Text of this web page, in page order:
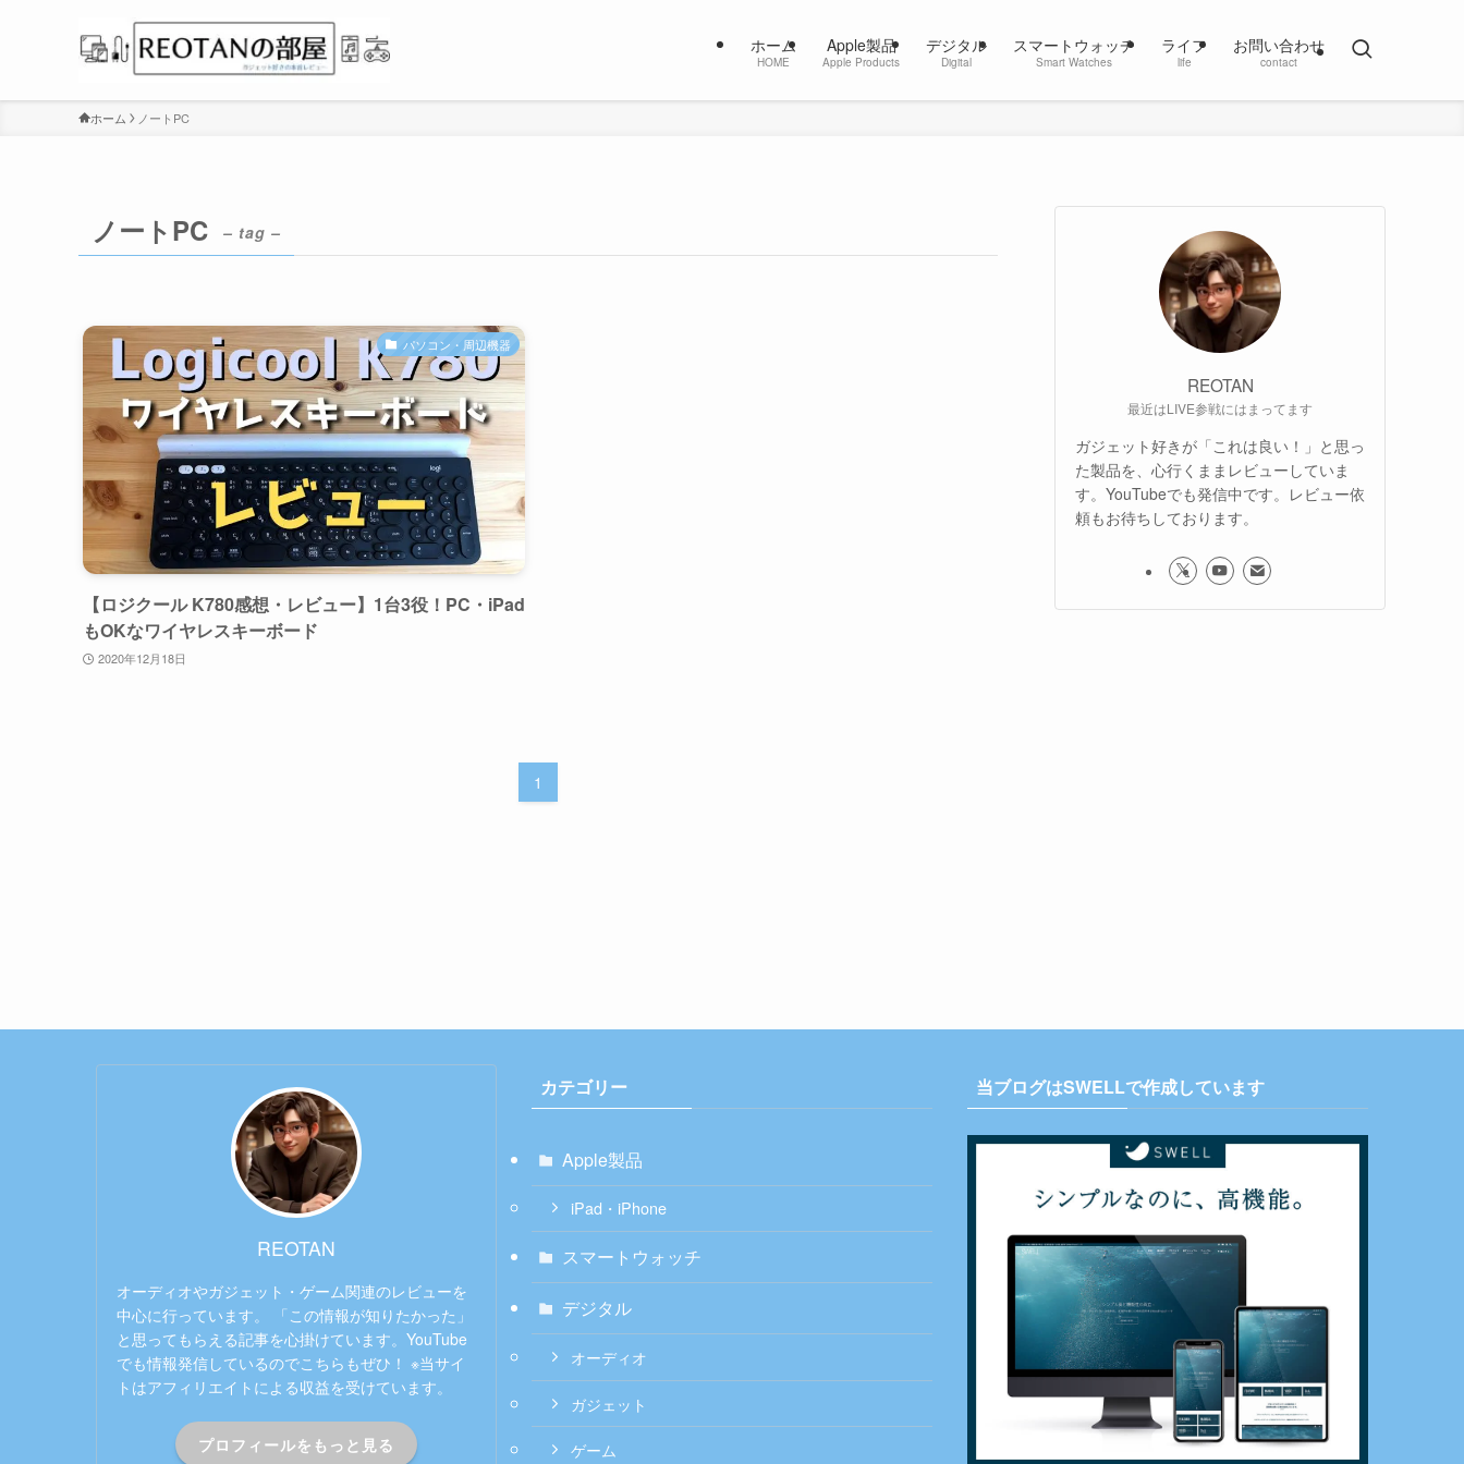
ホーム
HOME
Apple製品
Apple Products
デジタル
Digital
スマートウォッチ
Smart Watches
ライフ
life
お問い合わせ
contact
ホーム ノートPC
ノートPC – tag –
パソコン・周辺機器
【ロジクール K780感想・レビュー】1台3役！PC・iPad
もOKなワイヤレスキーボード
2020年12月18日
1
REOTAN
最近はLIVE参戦にはまってます
ガジェット好きが「これは良い！」と思っ
た製品を、心行くままレビューしていま
す。YouTubeでも発信中です。レビュー依
頼もお待ちしております。
REOTAN
オーディオやガジェット・ゲーム関連のレビューを
中心に行っています。 「この情報が知りたかった」
と思ってもらえる記事を心掛けています。YouTube
でも情報発信しているのでこちらもぜひ！ ※当サイ
トはアフィリエイトによる収益を受けています。
プロフィールをもっと見る
カテゴリー
Apple製品
iPad・iPhone
スマートウォッチ
デジタル
オーディオ
ガジェット
ゲーム
当ブログはSWELLで作成しています